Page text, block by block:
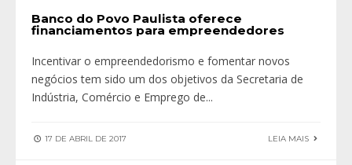
Banco do Povo Paulista oferece
financiamentos para empreendedores
Incentivar o empreendedorismo e fomentar novos
negócios tem sido um dos objetivos da Secretaria de
Indústria, Comércio e Emprego de...
17 DE ABRIL DE 2017 LEIA MAIS